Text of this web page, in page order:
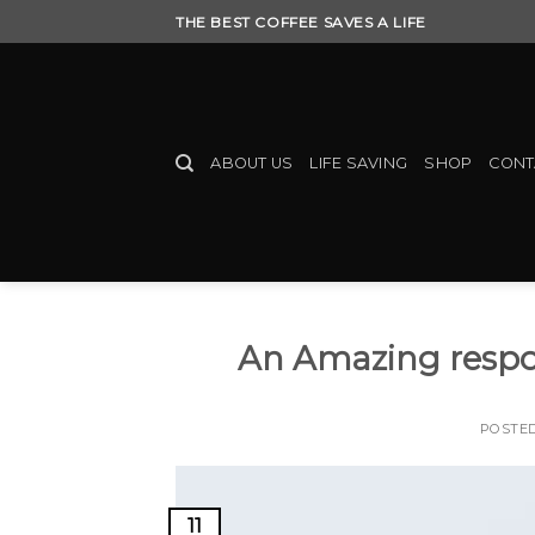
to
THE BEST COFFEE SAVES A LIFE
ABOUT US LIFE SAVING SHOP
An Amazing
11